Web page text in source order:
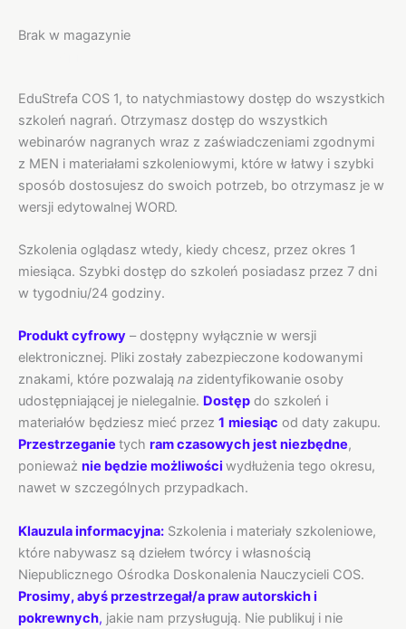
Brak w magazynie
EduStrefa COS 1, to natychmiastowy dostęp do wszystkich
szkoleń nagrań. Otrzymasz dostęp do wszystkich
webinarów nagranych wraz z zaświadczeniami zgodnymi
z MEN i materiałami szkoleniowymi, które w łatwy i szybki
sposób dostosujesz do swoich potrzeb, bo otrzymasz je w
wersji edytowalnej WORD.
Szkolenia oglądasz wtedy, kiedy chcesz, przez okres 1
miesiąca. Szybki dostęp do szkoleń posiadasz przez 7 dni
w tygodniu/24 godziny.
Produkt cyfrowy – dostępny wyłącznie w wersji
elektronicznej. Pliki zostały zabezpieczone kodowanymi
znakami, które pozwalają na zidentyfikowanie osoby
udostępniającej je nielegalnie. Dostęp do szkoleń i
materiałów będziesz mieć przez 1 miesiąc od daty zakupu.
Przestrzeganie tych ram czasowych jest niezbędne,
ponieważ nie będzie możliwości wydłużenia tego okresu,
nawet w szczególnych przypadkach.
Klauzula informacyjna: Szkolenia i materiały szkoleniowe,
które nabywasz są dziełem twórcy i własnością
Niepublicznego Ośrodka Doskonalenia Nauczycieli COS.
Prosimy, abyś przestrzegał/a praw autorskich i
pokrewnych, jakie nam przysługują. Nie publikuj i nie